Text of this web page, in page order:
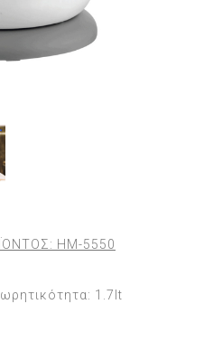
HM-5550
1.7lt